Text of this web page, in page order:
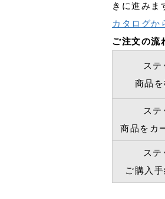
きに進みま
カタログか
ご注文の流
ステ
商品
ステ
商品をカ
ステ
ご購入